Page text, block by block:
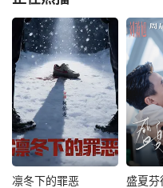
凛冬下的罪恶 盛夏芬